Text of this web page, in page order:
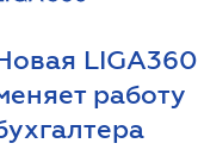
LIGA360
работу